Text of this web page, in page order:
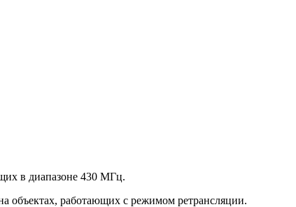
в диапазоне 430 МГц.
объектах, работающих с режимом ретрансляции.